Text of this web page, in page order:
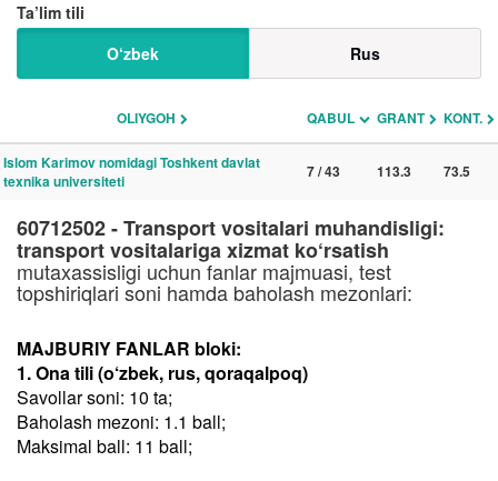
Ta’lim tili
O‘zbek
Rus
OLIYGOH QABUL GRANT KONT.
Islom Karimov nomidagi Toshkent davlat
texnika universiteti
7 / 43 113.3 73.5
60712502 - Transport vositalari muhandisligi:
transport vositalariga xizmat ko‘rsatish
mutaxassisligi uchun fanlar majmuasi, test
topshiriqlari soni hamda baholash mezonlari:
MAJBURIY FANLAR bloki:
1. Ona tili (o‘zbek, rus, qoraqalpoq)
Savollar soni: 10 ta;
Baholash mezoni: 1.1 ball;
Maksimal ball: 11 ball;